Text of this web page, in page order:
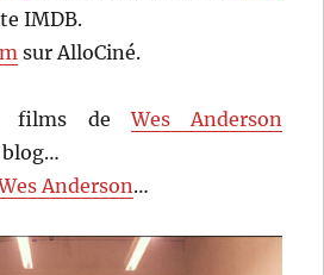
IMDB.
sur AlloCiné.
films deWes Anderson
blog…
Anderson…